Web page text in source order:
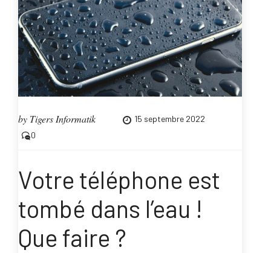
Carcassonne”
by Tigers Informatik
15 septembre 2022
0
Votre téléphone est
tombé dans l’eau !
Que faire ?